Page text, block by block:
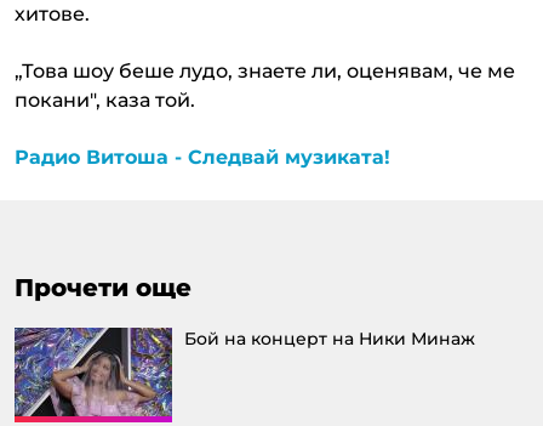
хитове.
„Това шоу беше лудо, знаете ли, оценявам, че ме
покани", каза той.
Радио Витоша - Следвай музиката!
Прочети още
Бой на концерт на Ники Минаж